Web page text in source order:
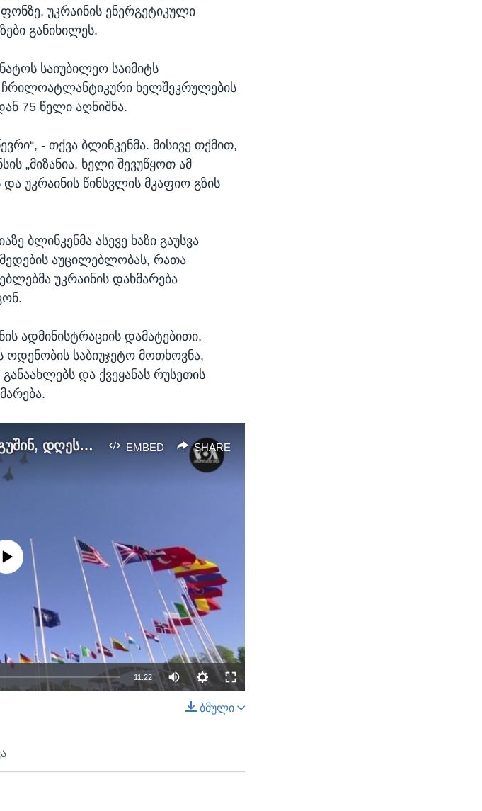
უკრაინის ენერგეტიკული
განიხილეს.
საიუბილეო საიმიტს
ჩრილოატლანტიკური ხელშეკრულების
75 წელი აღნიშნა.
- თქვა ბლინკენმა. მისივე თქმით,
„მიზანია, ხელი შევუწყოთ ამ
და უკრაინის წინსვლის მკაფიო გზის
ბლინკენმა ასევე ხაზი გაუსვა
აუცილებლობას, რათა
უკრაინის დახმარება
ადმინისტრაციის დამატებითი,
საბიუჯეტო მოთხოვნა,
და ქვეყანას რუსეთის
EMBED SHARE
ნატო 75 წლის გახდა - ალიანსი გუშინ, დღეს, ხვალ
SHARE
currently available
11:22
ბმული